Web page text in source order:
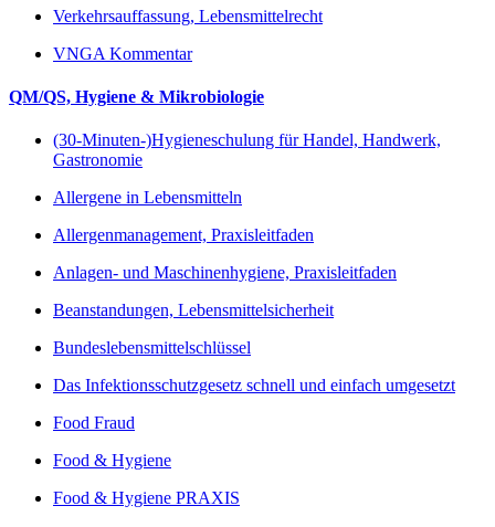
Verkehrsauffassung, Lebensmittelrecht
VNGA Kommentar
QM/QS, Hygiene & Mikrobiologie
(30-Minuten-)Hygieneschulung für Handel, Handwerk,
Gastronomie
Allergene in Lebensmitteln
Allergenmanagement, Praxisleitfaden
Anlagen- und Maschinenhygiene, Praxisleitfaden
Beanstandungen, Lebensmittelsicherheit
Bundeslebensmittelschlüssel
Das Infektionsschutzgesetz schnell und einfach umgesetzt
Food Fraud
Food & Hygiene
Food & Hygiene PRAXIS